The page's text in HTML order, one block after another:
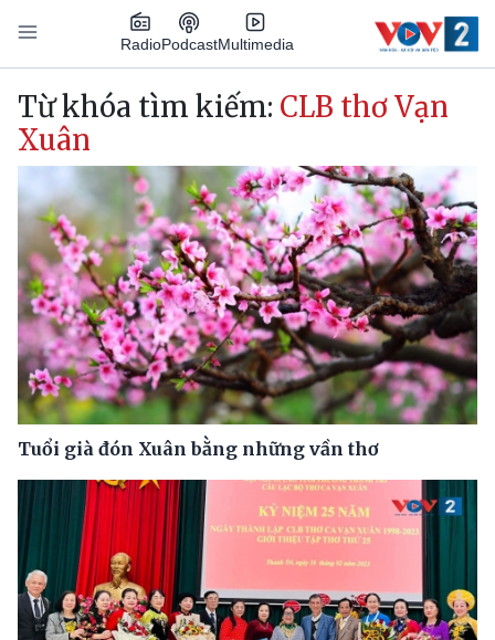
Nhảy đến nội dung
RadioPodcastMultimedia
Main navigation
Từ khóa tìm kiếm: CLB thơ Vạn
Xuân
Tuổi già đón Xuân bằng những vần thơ